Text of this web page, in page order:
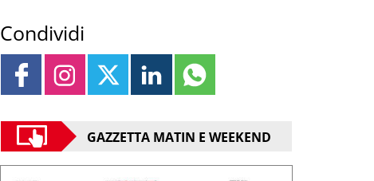
Condividi
GAZZETTA MATIN E WEEKEND